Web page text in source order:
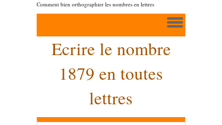
Comment bien orthographier les nombres en lettres
Ecrire le nombre
1879 en toutes
lettres